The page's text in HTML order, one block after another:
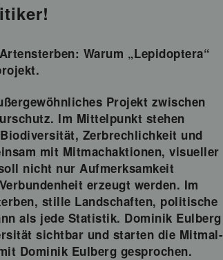
Warum „Lepidoptera“
Projekt zwischen
Im Mittelpunkt stehen
Zerbrechlichkeit und
mit Mitmachaktionen, visueller
nicht nur Aufmerksamkeit
erzeugt werden. Im
stille Landschaften, politische
als jede Statistik. Dominik Eulberg
sichtbar und starten die Mitmal-
Dominik Eulberg gesprochen.